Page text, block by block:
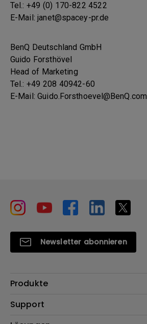
Tel.: +49 (0) 170-822 4522
E-Mail: janet@spacey-pr.de
BenQ Deutschland GmbH
Guido Forsthövel
Head of Marketing
Tel.: +49 208 40942-60
E-Mail: Guido.Forsthoevel@BenQ.com
Newsletter abonnieren
Produkte
Beamer
Support
Kontakt